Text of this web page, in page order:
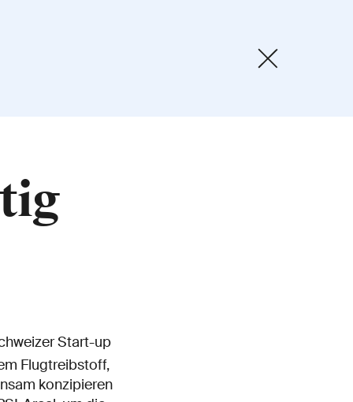
Start-up
Flugtreibstoff,
konzipieren